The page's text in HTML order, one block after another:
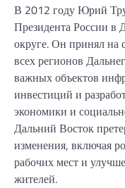
В 2012 году Юрий
Президента России в
округе. Он принял на
всех регионов
важных объектов
инвестиций и
экономики и
Дальний Восток
изменения, включая
рабочих мест и
жителей.